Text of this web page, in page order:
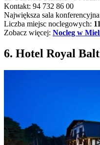
Kontakt: 94 732 86 00
Największa sala
Liczba miejsc noclegowych:
Zobacz więcej: Nocleg w
6. Hotel Royal